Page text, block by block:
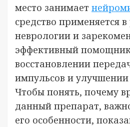
место занимает
средство применяется
неврологии и
эффективный
восстановлении
импульсов и
Чтобы понять, почему
данный препарат,
его особенности,